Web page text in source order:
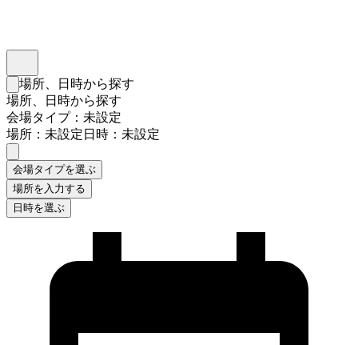
検索フォームを閉じる
場所、日時から探す
場所、日時から探す
会場タイプ：未設定
場所：未設定日時：未設定
会場タイプを選ぶ
場所を入力する
日時を選ぶ